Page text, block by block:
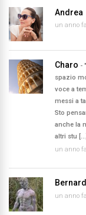
Andrea
un anno fa
Charo -
spazio
voce a
messi a
Sto
anche la
altri stu
un anno fa
un anno fa